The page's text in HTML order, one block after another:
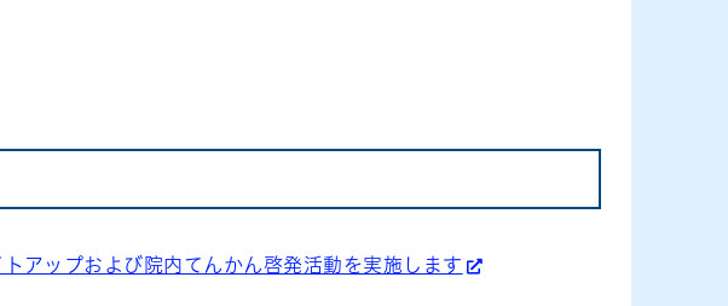
アップおよび院内てんかん啓発活動を実施します